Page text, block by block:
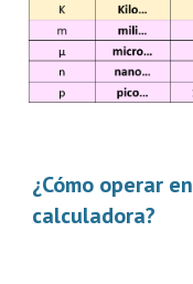
¿Cómo operar
calculadora?